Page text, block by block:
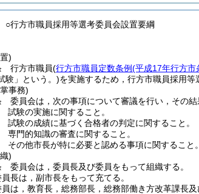
○行方市職員採用等選考委員会設置要綱
)
行方市職員(行方市職員定数条例(平成17年行方市
験」という。)を実施するため，行方市職員採用等
事務)
委員会は，次の事項について審議を行い，その結
試験の実施に関すること。
試験の成績に基づく合格者の判定に関すること。
専門的知識の審査に関すること。
その他市長が特に必要と認める事項に関すること。
)
委員会は，委員長及び委員をもって組織する。
長は，副市長をもって充てる。
員は，教育長，総務部長，総務部働き方改革課長